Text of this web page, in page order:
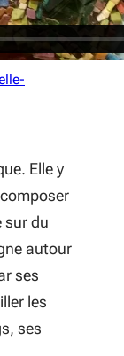
Elle y
sur du
autour
ses
les
ses